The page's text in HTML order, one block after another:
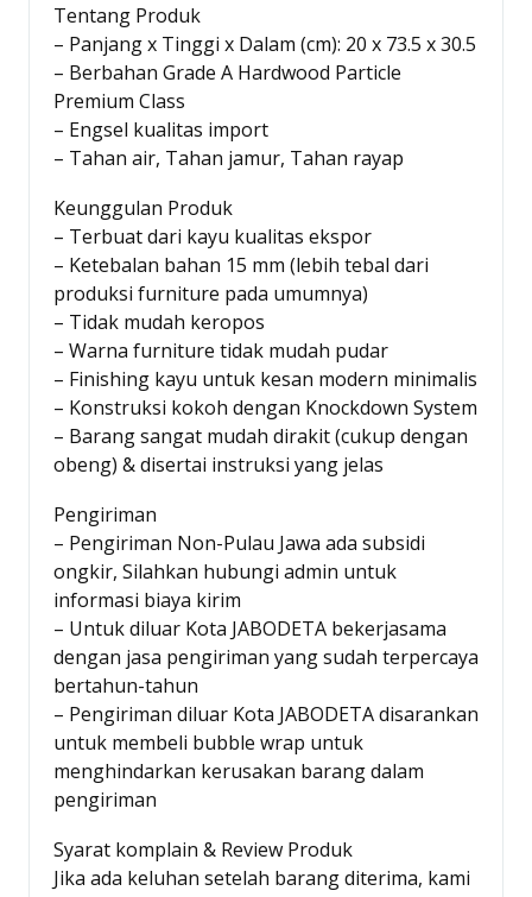
Tentang Produk
– Panjang x Tinggi x Dalam (cm): 20 x 73.5 x 30.5
– Berbahan Grade A Hardwood Particle
Premium Class
– Engsel kualitas import
– Tahan air, Tahan jamur, Tahan rayap
Keunggulan Produk
– Terbuat dari kayu kualitas ekspor
– Ketebalan bahan 15 mm (lebih tebal dari
produksi furniture pada umumnya)
– Tidak mudah keropos
– Warna furniture tidak mudah pudar
– Finishing kayu untuk kesan modern minimalis
– Konstruksi kokoh dengan Knockdown System
– Barang sangat mudah dirakit (cukup dengan
obeng) & disertai instruksi yang jelas
Pengiriman
– Pengiriman Non-Pulau Jawa ada subsidi
ongkir, Silahkan hubungi admin untuk
informasi biaya kirim
– Untuk diluar Kota JABODETA bekerjasama
dengan jasa pengiriman yang sudah terpercaya
bertahun-tahun
– Pengiriman diluar Kota JABODETA disarankan
untuk membeli bubble wrap untuk
menghindarkan kerusakan barang dalam
pengiriman
Syarat komplain & Review Produk
Jika ada keluhan setelah barang diterima, kami